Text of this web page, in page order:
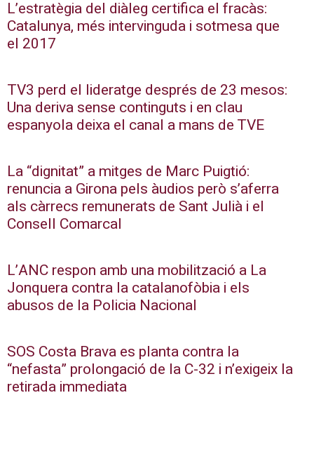
L’estratègia del diàleg certifica el fracàs:
Catalunya, més intervinguda i sotmesa que
el 2017
TV3 perd el lideratge després de 23 mesos:
Una deriva sense continguts i en clau
espanyola deixa el canal a mans de TVE
La “dignitat” a mitges de Marc Puigtió:
renuncia a Girona pels àudios però s’aferra
als càrrecs remunerats de Sant Julià i el
Consell Comarcal
L’ANC respon amb una mobilització a La
Jonquera contra la catalanofòbia i els
abusos de la Policia Nacional
SOS Costa Brava es planta contra la
“nefasta” prolongació de la C-32 i n’exigeix la
retirada immediata